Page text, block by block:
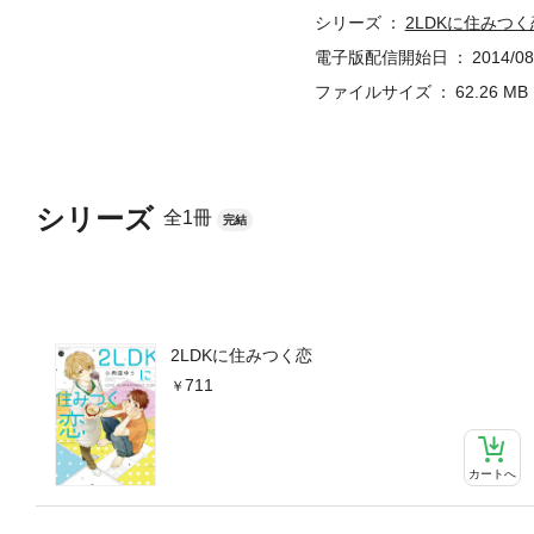
シリーズ 全1冊 完結
2LDKに住みつく恋
711
カートへ
シリーズ
2LDKに住みつく
電子版配信開始日
2014/
ファイルサイズ
62.26 MB